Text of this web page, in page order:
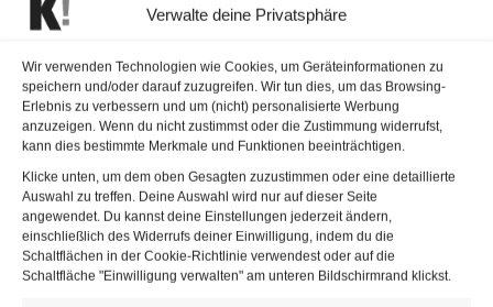
Verwalte deine Privatsphäre
Wir verwenden Technologien wie Cookies, um Geräteinformationen zu
speichern und/oder darauf zuzugreifen. Wir tun dies, um das Browsing-
Erlebnis zu verbessern und um (nicht) personalisierte Werbung
anzuzeigen. Wenn du nicht zustimmst oder die Zustimmung widerrufst,
kann dies bestimmte Merkmale und Funktionen beeinträchtigen.
Klicke unten, um dem oben Gesagten zuzustimmen oder eine detaillierte
Auswahl zu treffen. Deine Auswahl wird nur auf dieser Seite
angewendet. Du kannst deine Einstellungen jederzeit ändern,
einschließlich des Widerrufs deiner Einwilligung, indem du die
Schaltflächen in der Cookie-Richtlinie verwendest oder auf die
Schaltfläche "Einwilligung verwalten" am unteren Bildschirmrand klickst.
Ein weiterer Fall betrifft einen Politiker, der nach seiner
Laufbahn als Fernsehkommentator und Publizist auffiel.
Ein Nutzer hatte ein Posting geliked, in dem er die Person
als „Vollidiot“, „Lügner und Hetzer“ bezeichnet hatte. Laut
Falter sah das Gericht darin eine erkennbare Identifikation
mit dem Inhalt.
Auch ein anderer Ex-Politiker klagte laut dem Bericht eine
Pensionistin, die einen oe24-Artikel über seinen